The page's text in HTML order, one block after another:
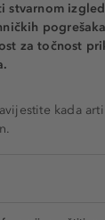
stvarnom
za točnost
kada